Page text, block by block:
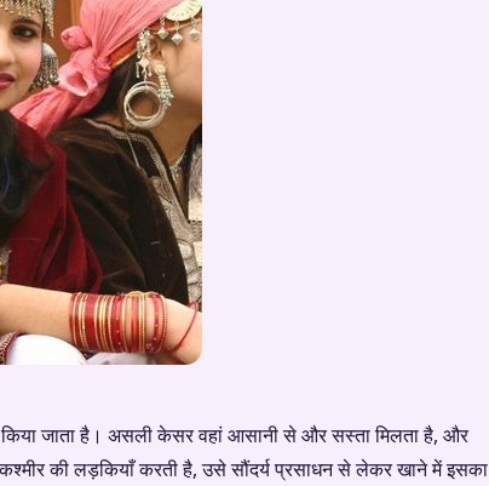
जाता है। असली केसर वहां आसानी से और सस्‍ता मिलता है, और
की लड़कियाँ करती है, उसे सौंदर्य प्रसाधन से लेकर खाने में इसका